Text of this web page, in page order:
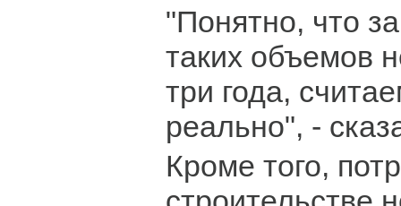
"Понятно, что
таких объемов
три года,
реально", -
Кроме того,